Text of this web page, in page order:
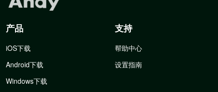
产品
iOS下载
Android下载
Windows下载
支持
帮助中心
设置指南